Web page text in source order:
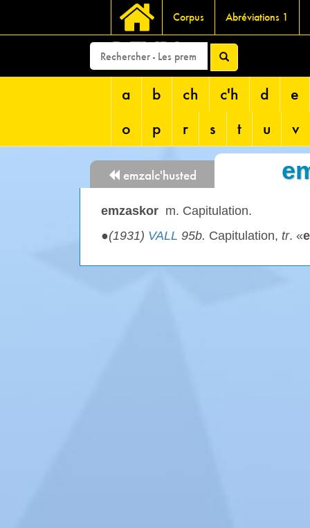
Corpus Abréviations 1
DEVRI
a b ch c'h d
e
o
p r s t u v
emzalc'husted
emzaskor m. Capitulation.
●(1931) VALL 95b. Capitulation, tr. «